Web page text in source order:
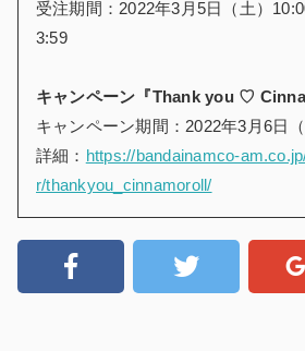
受注期間：2022年3月5日（土）
3:59
キャンペーン『Thank you ♡
キャンペーン期間：2022年3月6日
詳細： https://bandainamco-
r/thankyou_cinnamoroll/